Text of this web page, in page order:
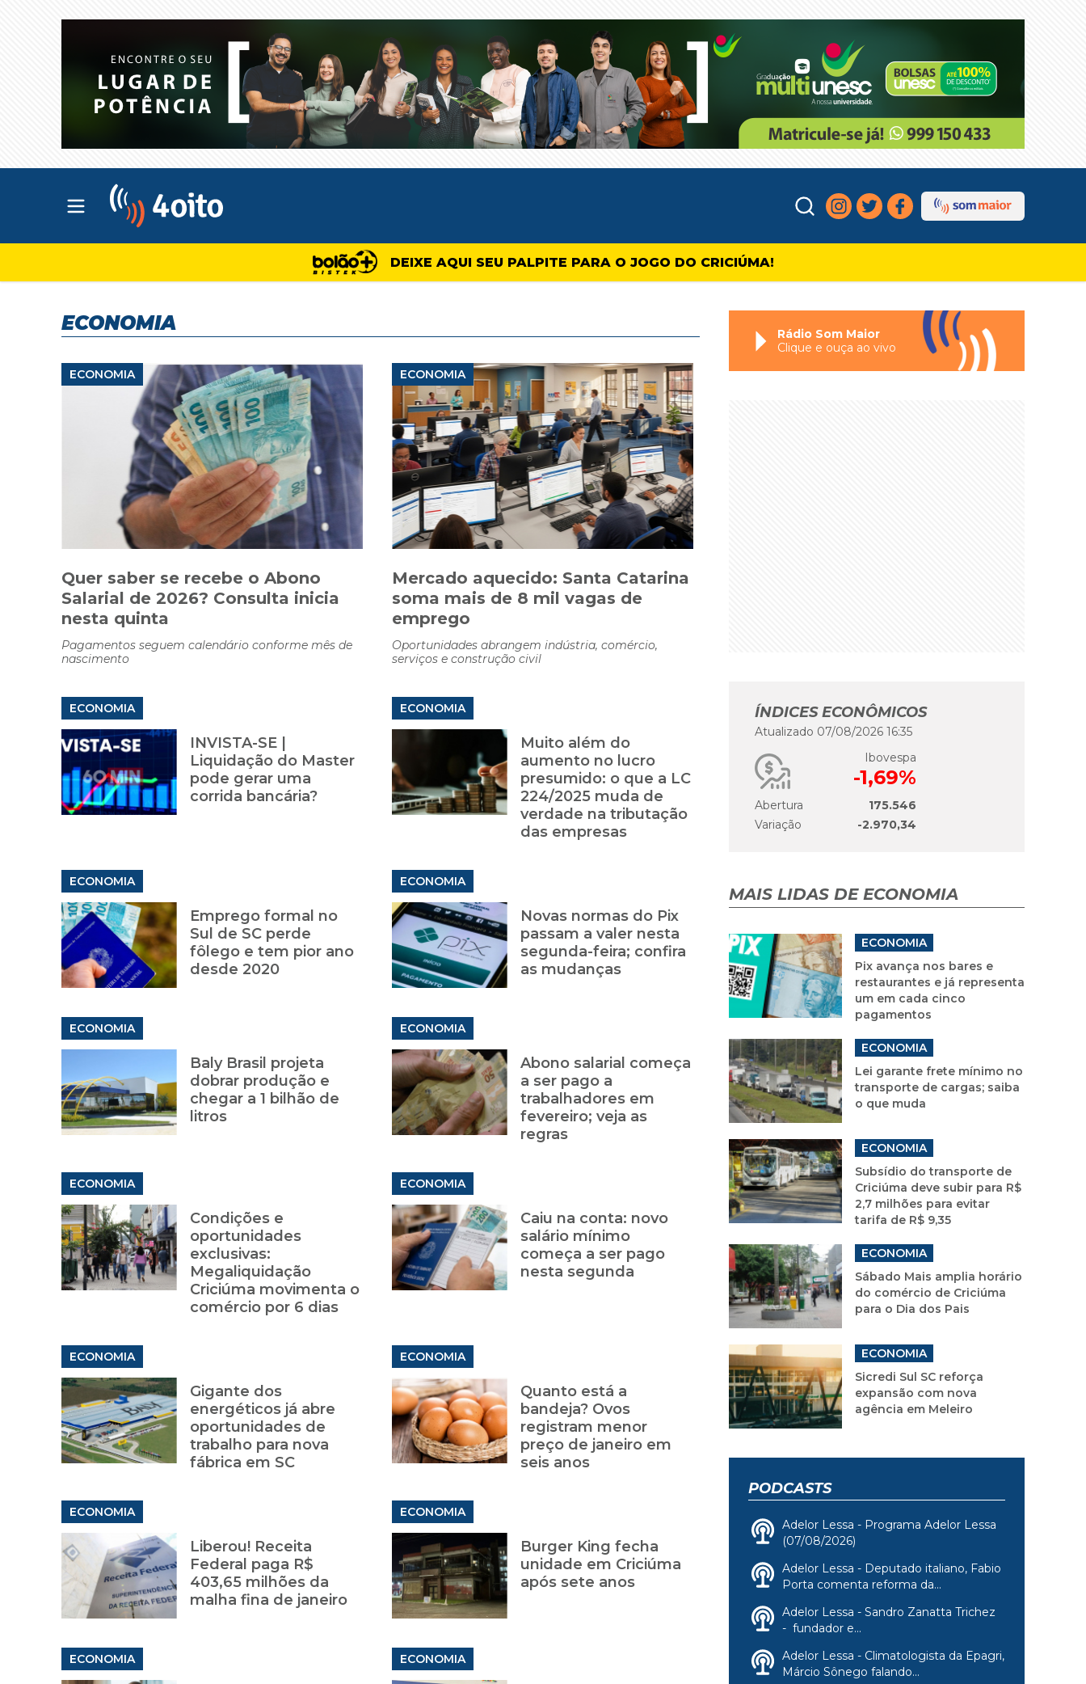
Abrir menu principal
DEIXE AQUI SEU PALPITE PARA O JOGO DO CRICIÚMA!
ECONOMIA
ECONOMIA
Quer saber se recebe o Abono
Salarial de 2026? Consulta inicia
nesta quinta
Pagamentos seguem calendário conforme mês de
nascimento
ECONOMIA
Mercado aquecido: Santa Catarina
soma mais de 8 mil vagas de
emprego
Oportunidades abrangem indústria, comércio,
serviços e construção civil
ECONOMIA
INVISTA-SE |
Liquidação do Master
pode gerar uma
corrida bancária?
ECONOMIA
Muito além do
aumento no lucro
presumido: o que a LC
224/2025 muda de
verdade na tributação
das empresas
ECONOMIA
Emprego formal no
Sul de SC perde
fôlego e tem pior ano
desde 2020
ECONOMIA
Novas normas do Pix
passam a valer nesta
segunda-feira; confira
as mudanças
ECONOMIA
Baly Brasil projeta
dobrar produção e
chegar a 1 bilhão de
litros
ECONOMIA
Abono salarial começa
a ser pago a
trabalhadores em
fevereiro; veja as
regras
ECONOMIA
Condições e
oportunidades
exclusivas:
Megaliquidação
Criciúma movimenta o
comércio por 6 dias
ECONOMIA
Caiu na conta: novo
salário mínimo
começa a ser pago
nesta segunda
ECONOMIA
Gigante dos
energéticos já abre
oportunidades de
trabalho para nova
fábrica em SC
ECONOMIA
Quanto está a
bandeja? Ovos
registram menor
preço de janeiro em
seis anos
ECONOMIA
Liberou! Receita
Federal paga R$
403,65 milhões da
malha fina de janeiro
ECONOMIA
Burger King fecha
unidade em Criciúma
após sete anos
ECONOMIA ECONOMIA
Rádio Som Maior
Clique e ouça ao vivo
ÍNDICES ECONÔMICOS
Atualizado 07/08/2026 16:35
Ibovespa
-1,69%
Abertura
175.546
Variação
-2.970,34
MAIS LIDAS DE ECONOMIA
ECONOMIA
Pix avança nos bares e
restaurantes e já representa
um em cada cinco
pagamentos
ECONOMIA
Lei garante frete mínimo no
transporte de cargas; saiba
o que muda
ECONOMIA
Subsídio do transporte de
Criciúma deve subir para R$
2,7 milhões para evitar
tarifa de R$ 9,35
ECONOMIA
Sábado Mais amplia horário
do comércio de Criciúma
para o Dia dos Pais
ECONOMIA
Sicredi Sul SC reforça
expansão com nova
agência em Meleiro
PODCASTS
Adelor Lessa - Programa Adelor Lessa
(07/08/2026)
Adelor Lessa - Deputado italiano, Fabio
Porta comenta reforma da...
Adelor Lessa - Sandro Zanatta Trichez
- fundador e...
Adelor Lessa - Climatologista da Epagri,
Márcio Sônego falando...